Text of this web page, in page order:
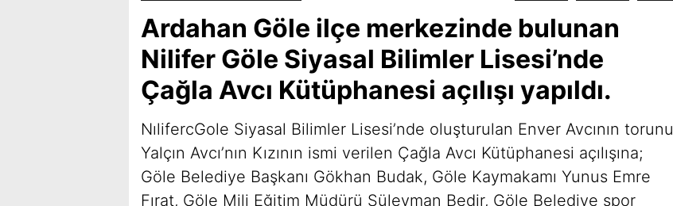
Ardahan Göle ilçe merkezinde bulunan
Nilifer Göle Siyasal Bilimler Lisesi’nde
Çağla Avcı Kütüphanesi açılışı yapıldı.
NılifercGole Siyasal Bilimler Lisesi’nde oluşturulan Enver Avcının torunu
Yalçın Avcı’nın Kızının ismi verilen Çağla Avcı Kütüphanesi açılışına;
Göle Belediye Başkanı Gökhan Budak, Göle Kaymakamı Yunus Emre
Fırat, Göle Mili Eğitim Müdürü Süleyman Bedir, Göle Belediye spor